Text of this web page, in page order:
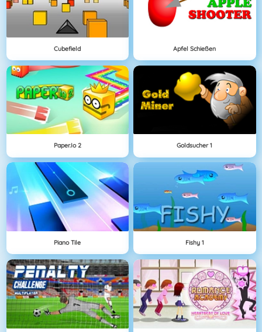
Cubefield Apfel Schießen
Paper.io 2 Goldsucher 1
Piano Tile Fishy 1